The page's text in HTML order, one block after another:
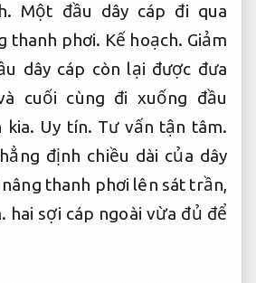
Một đầu dây cáp đi qua
thanh phơi. Kế hoạch. Giảm
dây cáp còn lại được đưa
cuối cùng đi xuống đầu
kia. Uy tín. Tư vấn tận tâm.
định chiều dài của dây
thanh phơi lên sát trần,
hai sợi cáp ngoài vừa đủ để